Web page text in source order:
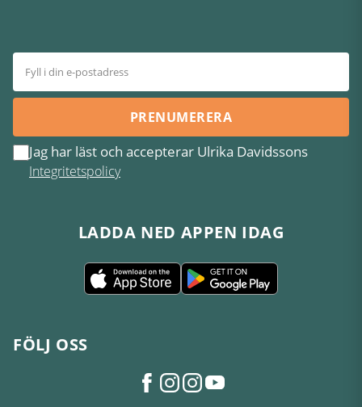
PRENUMERERA
Jag har läst och accepterar Ulrika Davidssons
Integritetspolicy
LADDA NED APPEN IDAG
FÖLJ OSS